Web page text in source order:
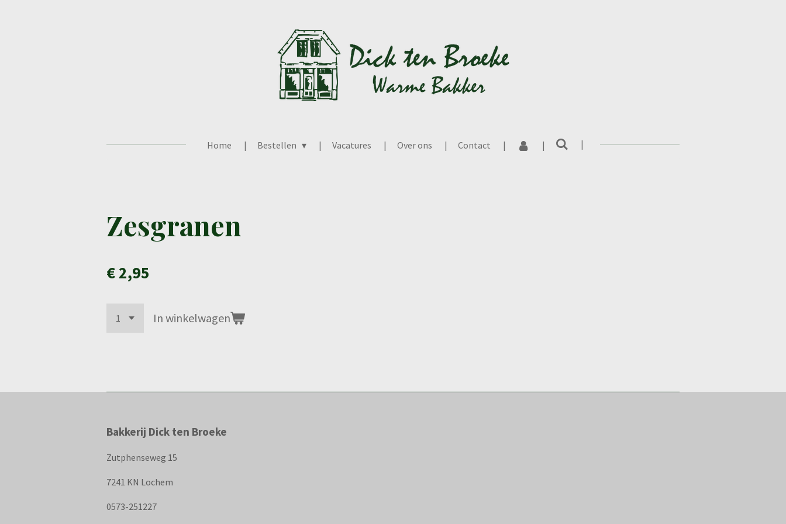
Home Bestellen Vacatures Over ons Contact
Zesgranen
€ 2,95
In winkelwagen
Bakkerij Dick ten Broeke
Zutphenseweg 15
7241 KN Lochem
0573-251227